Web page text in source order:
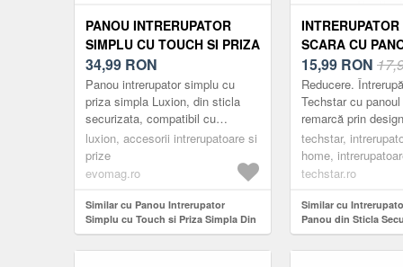
PANOU INTRERUPATOR
SIMPLU CU TOUCH SI PRIZA
SIMPLA DIN STICLA LUXION
(NEGRU)
34,99 RON
Panou intrerupator simplu cu
priza simpla Luxion, din sticla
securizata, compatibil cu
modulele Luxion. Produsele
LUXION se diferentiaza prin
desig...
luxion, accesorii intrerupatoare si
prize
evomag.ro
Similar cu Panou Intrerupator
Simplu cu Touch si Priza Simpla Din
Sticla LUXION (Negru)
SCARA CU
STICLA
TECHSTAR®
16A, 86 X 86
CU 1 MODUL
15,99 RON
Reducere.
Techstar cu
remarcă prin
compact, elegant
Acestea sunt
din m...
techstar,
home,
techstar.ro
Similar cu
Panou din Sticla
Techstar® TGS 01,
mm, Negru, cu 1